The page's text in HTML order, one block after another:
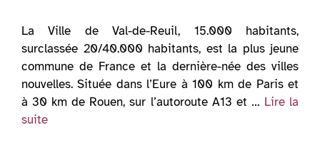
La Ville de Val-de-Reuil, 15.000 habitants,
surclassée 20/40.000 habitants, est la plus jeune
commune de France et la dernière-née des villes
nouvelles. Située dans l’Eure à 100 km de Paris et
à 30 km de Rouen, sur l’autoroute A13 et … Lire la
suite